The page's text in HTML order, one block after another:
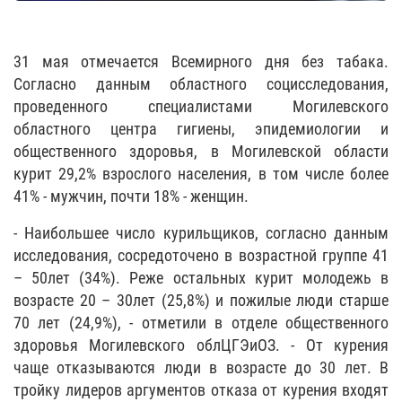
31 мая отмечается Всемирного дня без табака.
Согласно данным областного социсследования,
проведенного специалистами Могилевского
областного центра гигиены, эпидемиологии и
общественного здоровья, в Могилевской области
курит 29,2% взрослого населения, в том числе более
41% - мужчин, почти 18% - женщин.
- Наибольшее число курильщиков, согласно данным
исследования, сосредоточено в возрастной группе 41
– 50лет (34%). Реже остальных курит молодежь в
возрасте 20 – 30лет (25,8%) и пожилые люди старше
70 лет (24,9%), - отметили в отделе общественного
здоровья Могилевского облЦГЭиОЗ. - От курения
чаще отказываются люди в возрасте до 30 лет. В
тройку лидеров аргументов отказа от курения входят